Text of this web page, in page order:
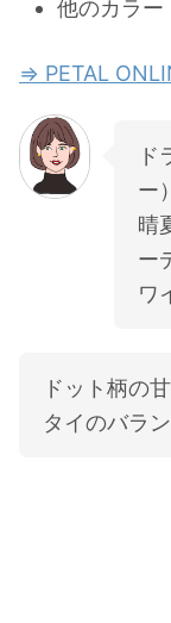
他のカラー
⇒ PETAL
ド
ー
晴
ー
ワ
ドット柄の
タイのバラ